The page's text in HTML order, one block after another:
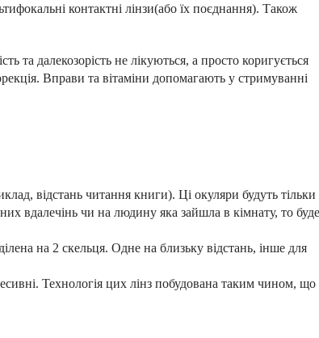
контактні лінзи(або їх поєднання). Також
та далекозорість не лікуються, а просто коригується
Вправи та вітаміни допомагають у стримуванні
відстань читання книги). Ці окуляри будуть тільки
вдалечінь чи на людину яка зайшла в кімнату, то буде
на 2 скельця. Одне на близьку відстань, інше для
Технологія цих лінз побудована таким чином, що